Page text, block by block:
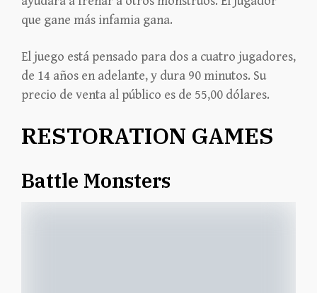
que gane más infamia gana.
El juego está pensado para dos a cuatro jugadores,
de 14 años en adelante, y dura 90 minutos. Su
precio de venta al público es de 55,00 dólares.
RESTORATION GAMES
Battle Monsters